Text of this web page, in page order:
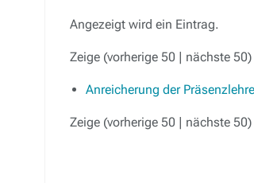
Angezeigt wird ein Eintrag.
Zeige (vorherige 50 | nächste 50)
Anreicherung der
Zeige (vorherige 50 | nächste 50)